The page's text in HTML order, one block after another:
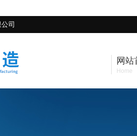
司
网站
Home